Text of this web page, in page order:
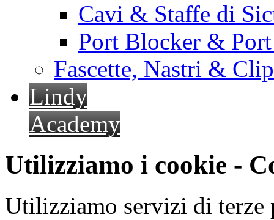
Cavi & Staffe di
Port Blocker &
Fascette, Nastri &
Lindy
Academy
Utilizziamo i cookie -
Utilizziamo servizi di terze